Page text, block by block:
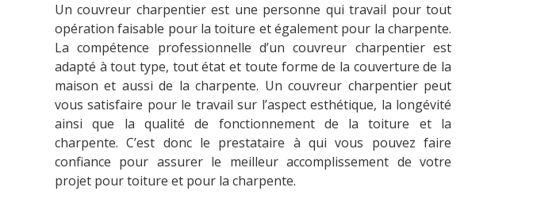
Un couvreur charpentier est une personne qui travail pour tout
opération faisable pour la toiture et également pour la charpente.
La compétence professionnelle d’un couvreur charpentier est
adapté à tout type, tout état et toute forme de la couverture de la
maison et aussi de la charpente. Un couvreur charpentier peut
vous satisfaire pour le travail sur l’aspect esthétique, la longévité
ainsi que la qualité de fonctionnement de la toiture et la
charpente. C’est donc le prestataire à qui vous pouvez faire
confiance pour assurer le meilleur accomplissement de votre
projet pour toiture et pour la charpente.